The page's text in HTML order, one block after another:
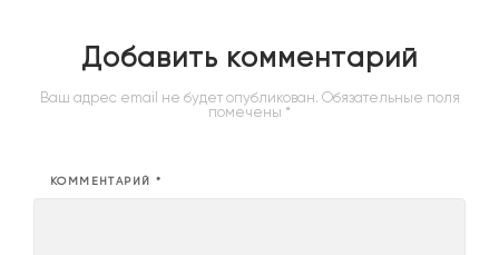
Добавить комментарий
Ваш адрес email не будет опубликован. Обязательные поля
помечены *
КОММЕНТАРИЙ *